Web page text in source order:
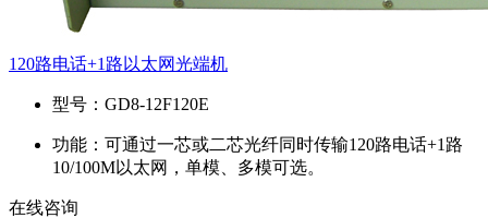
120路电话+1路以太网光端机
型号： GD8-12F120E
功能： 可通过一芯或二芯光纤同时传输120路电话+1路
10/100M以太网，单模、多模可选。
在线咨询